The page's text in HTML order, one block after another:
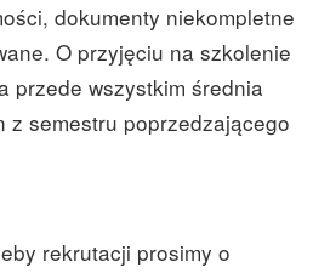
dokumenty niekompletne
O przyjęciu na szkolenie
przede wszystkim średnia
z semestru poprzedzającego
rekrutacji prosimy o